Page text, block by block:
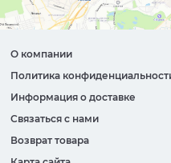
О компании
Политика
Информация о доставке
Связаться с нами
Возврат товара